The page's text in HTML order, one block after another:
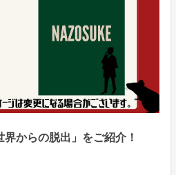
からの脱出」をご紹介！